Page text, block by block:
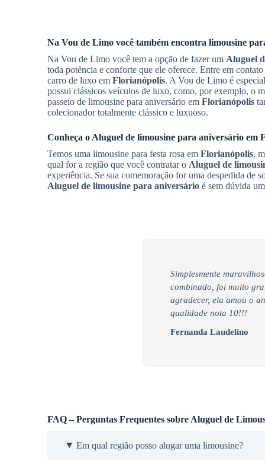
Na Vou de Limo você também encontra limousine
Na Vou de Limo você tem a opção de fazer um Aluguel
toda potência e conforte que ele oferece. Entre em
carro de luxo em Florianópolis. A Vou de Limo é
possui clássicos veículos de luxo, como, por exemplo, o
passeio de limousine para aniversário em Florianópolis
colecionador totalmente clássico e luxuoso.
Conheça o Aluguel de limousine para aniversário em
Temos uma limousine para festa rosa em Florianópolis,
qual for a região que você contratar o Aluguel de
experiência. Se sua comemoração for uma despedida de
Aluguel de limousine para aniversário é sem dúvida
Simplesmente
combinado, foi muito
agradecer, ela amou o
qualidade nota 10!!!
Fernanda Laudelino
FAQ – Perguntas Frequentes sobre Aluguel de
Em qual região posso alugar uma limousine?